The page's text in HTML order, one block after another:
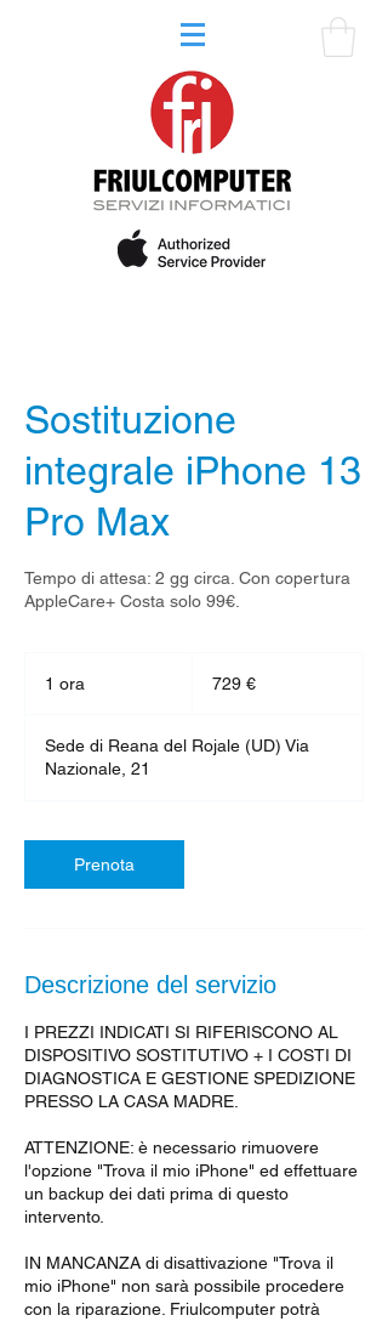
Sostituzione
integrale iPhone 13
Pro Max
Tempo di attesa: 2 gg circa. Con copertura
AppleCare+ Costa solo 99€.
1 ora 729 €
Sede di Reana del Rojale (UD) Via
Nazionale, 21
Prenota
Descrizione del servizio
I PREZZI INDICATI SI RIFERISCONO AL
DISPOSITIVO SOSTITUTIVO + I COSTI DI
DIAGNOSTICA E GESTIONE SPEDIZIONE
PRESSO LA CASA MADRE.
ATTENZIONE: è necessario rimuovere
l'opzione "Trova il mio iPhone" ed effettuare
un backup dei dati prima di questo
intervento.
IN MANCANZA di disattivazione "Trova il
mio iPhone" non sarà possibile procedere
con la riparazione. Friulcomputer potrà